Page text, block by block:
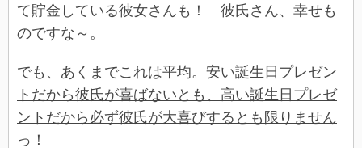
て貯金している彼女さんも！ 彼氏さん、幸せも
のですな～。
でも、 あくまでこれは平均。安い誕生日プレゼン
トだから彼氏が喜ばないとも、高い誕生日プレゼ
ントだから必ず彼氏が大喜びするとも限りません
っ！